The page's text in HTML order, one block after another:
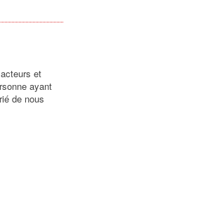
et
ayant
de nous